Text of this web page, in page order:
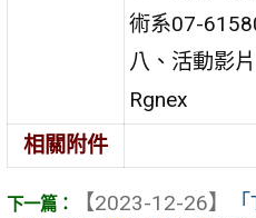
術系07-
八、活動影
Rgnex
相關附件
【2023-12-26】